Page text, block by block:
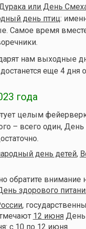
или День
день птиц:
Самое время
нам выходные
еще 4 дня
года
целым
– всего один,
день детей,
обратите
здорового
,
12 июняДень
с 10 по 12 июня.